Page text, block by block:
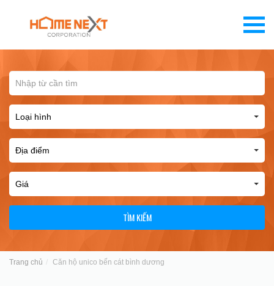
TÌM KIẾM
Trang chủ Căn hộ unico bến cát bình dương